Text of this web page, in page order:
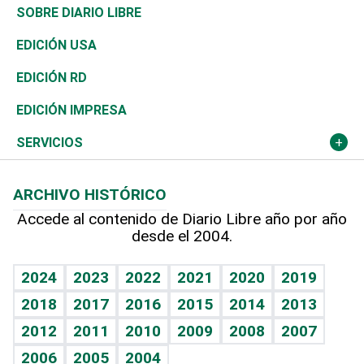
José Boquete
Reportajes
Asia
África
Ocenanía
Caribe
Resto del mundo
Consumo
Vivienda
Telecom.
Global y variable
Economía personal
Belleza
Buena Vida
Sociales
Novedades
Podcast Arte Libre
Hablando con el pediatra
Vida y familia
Eñe
Celebrando la vida
Golf
Ciclismo
Tenis
Olimpismo
Más deportes
Línea de hit
TBT Deportivo
De buena tinta
En Directo
El Espía
Noticiero Poteleche
Columnistas
Más firmas
Clima
Tecnología
Historia
Martes de tecnología
Cambio climático
Mundo
Economía
Revista
Deportes
Opinión
Hecho en casa
Guía del dinero
SOBRE DIARIO LIBRE
EDICIÓN USA
EDICIÓN RD
EDICIÓN IMPRESA
SERVICIOS
Cumpleaños
Horóscopos
Crucigramas
ARCHIVO HISTÓRICO
Accede al contenido de Diario Libre año por año
desde el 2004.
2024 2023 2022 2021 2020
2019
2018
2017 2016 2015 2014
2013
2012
2011 2010 2009 2008
2007
2006
2005 2004